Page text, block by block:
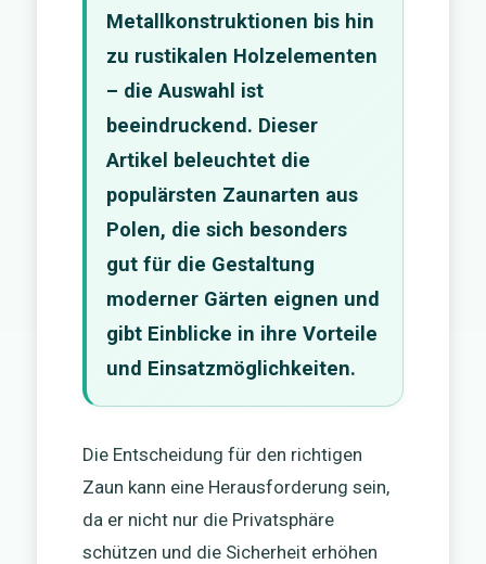
Metallkonstruktionen bis hin
zu rustikalen Holzelementen
– die Auswahl ist
beeindruckend. Dieser
Artikel beleuchtet die
populärsten Zaunarten aus
Polen, die sich besonders
gut für die Gestaltung
moderner Gärten eignen und
gibt Einblicke in ihre Vorteile
und Einsatzmöglichkeiten.
Die Entscheidung für den richtigen
Zaun kann eine Herausforderung sein,
da er nicht nur die Privatsphäre
schützen und die Sicherheit erhöhen